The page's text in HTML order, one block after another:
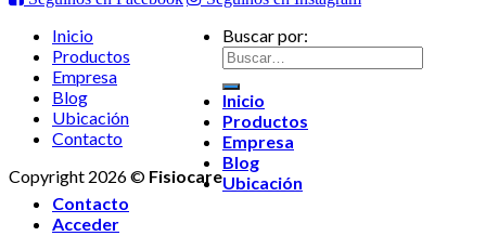
Inicio
Productos
Empresa
Blog
Ubicación
Contacto
Copyright 2026 © Fisiocare
Buscar por:
Inicio
Productos
Empresa
Blog
Ubicación
Contacto
Acceder